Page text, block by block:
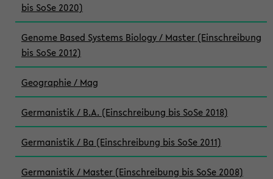
bis SoSe 2020)
Genome Based Systems Biology / Master (Einschreibung
bis SoSe 2012)
Geographie / Mag
Germanistik / B.A. (Einschreibung bis SoSe 2018)
Germanistik / Ba (Einschreibung bis SoSe 2011)
Germanistik / Master (Einschreibung bis SoSe 2008)